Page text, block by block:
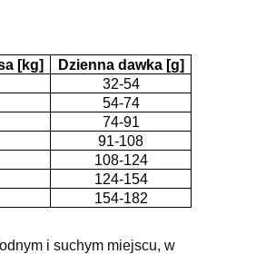
[kg]
Dzienna dawka [g]
32-54
54-74
74-91
91-108
108-124
124-154
154-182
i suchym miejscu, w